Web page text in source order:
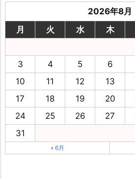
2026年8月
月
火 水 木
3
4 5 6
10
11 12 13
17
18 19 20
24
25 26 27
31
« 6月